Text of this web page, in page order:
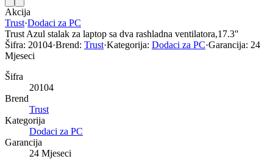
Akcija
Trust·Dodaci za PC
Trust Azul stalak za laptop sa dva rashladna ventilatora,17.3"
Šifra: 20104·Brend: Trust·Kategorija: Dodaci za PC·Garancija: 24
Mjeseci
Šifra
20104
Brend
Trust
Kategorija
Dodaci za PC
Garancija
24 Mjeseci